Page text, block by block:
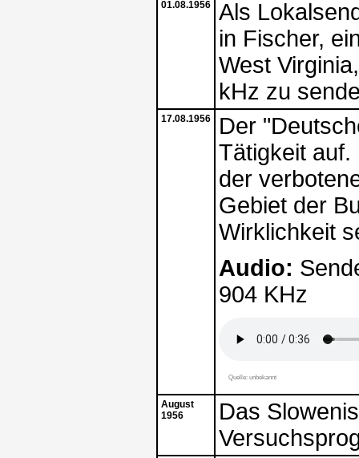
01.08.1956
Als
in Fischer,
West
kHz zu
17.08.1956
Der
Tätigkeit auf.
der
Gebiet der
Wirklichkeit
Audio:
904 KHz
Quelle: unbekannt
August
1956
Das